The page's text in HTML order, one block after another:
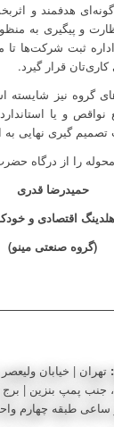
هدفمند و
و پیگیری به
ثبت شرکت‌ها تا
قرار گیرد.
نیز شایسته
و یا
گیری نهایی به
را از درگاه
حمیدرضا قدری
اقتصادی و
(گروه صنعتی مینو)
تهران | خیابان
جنب پمپ بنزین | برج
طبقه چهارم واحد